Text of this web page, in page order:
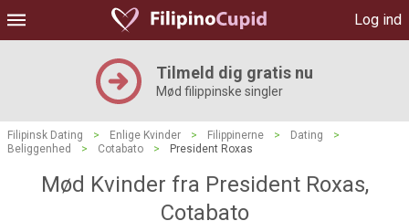
Log ind
Tilmeld dig gratis nu
Mød filippinske singler
Filipinsk Dating > Enlige Kvinder > Filippinerne > Dating
>
Beliggenhed
> Cotabato > President Roxas
Mød Kvinder fra President Roxas,
Cotabato